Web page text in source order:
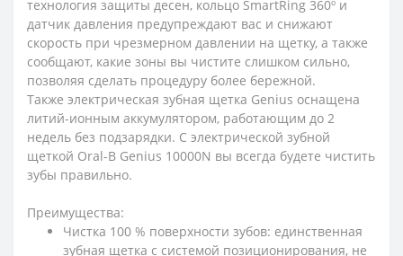
технология защиты десен, кольцо SmartRing 360º и
датчик давления предупреждают вас и снижают
скорость при чрезмерном давлении на щетку, а также
сообщают, какие зоны вы чистите слишком сильно,
позволяя сделать процедуру более бережной.
Также электрическая зубная щетка Genius оснащена
литий-ионным аккумулятором, работающим до 2
недель без подзарядки. С электрической зубной
щеткой Oral-B Genius 10000N вы всегда будете чистить
зубы правильно.
Преимущества:
Чистка 100 % поверхности зубов: единственная
зубная щетка с системой позиционирования, не